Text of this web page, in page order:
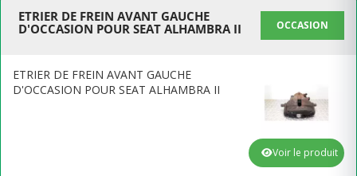
ETRIER DE FREIN AVANT GAUCHE
D'OCCASION POUR SEAT ALHAMBRA II
OCCASION
ETRIER DE FREIN AVANT GAUCHE
D'OCCASION POUR SEAT ALHAMBRA II
Voir le produit